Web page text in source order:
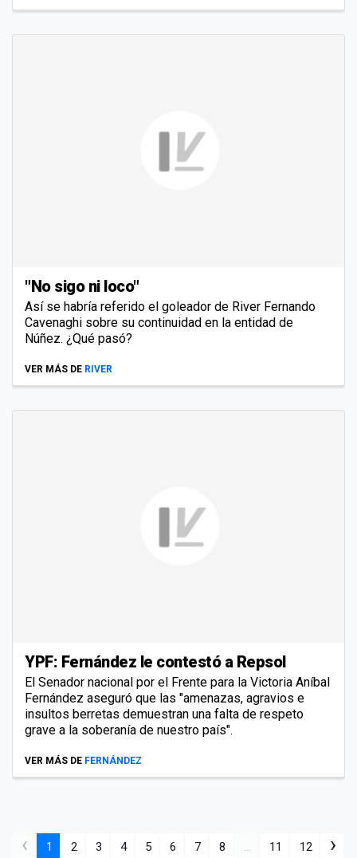
"No sigo ni loco"
Así se habría referido el goleador de River Fernando
Cavenaghi sobre su continuidad en la entidad de
Núñez. ¿Qué pasó?
VER MÁS DE RIVER
YPF: Fernández le contestó a Repsol
El Senador nacional por el Frente para la Victoria Aníbal
Fernández aseguró que las "amenazas, agravios e
insultos berretas demuestran una falta de respeto
grave a la soberanía de nuestro país".
VER MÁS DE FERNÁNDEZ
‹ 1 2 3 4 5 6 7 8 ... 11 12 ›